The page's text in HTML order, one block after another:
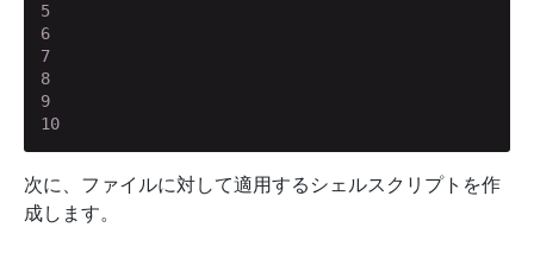
5
6
7
8
9
10
次に、ファイルに対して適用するシェルスクリプトを作
成します。